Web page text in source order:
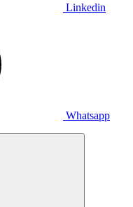
Linkedin
Whatsapp